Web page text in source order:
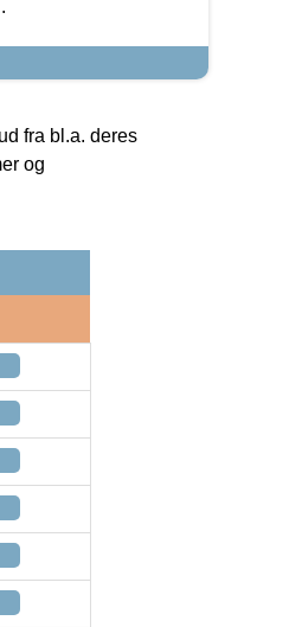
fra bl.a. deres
og